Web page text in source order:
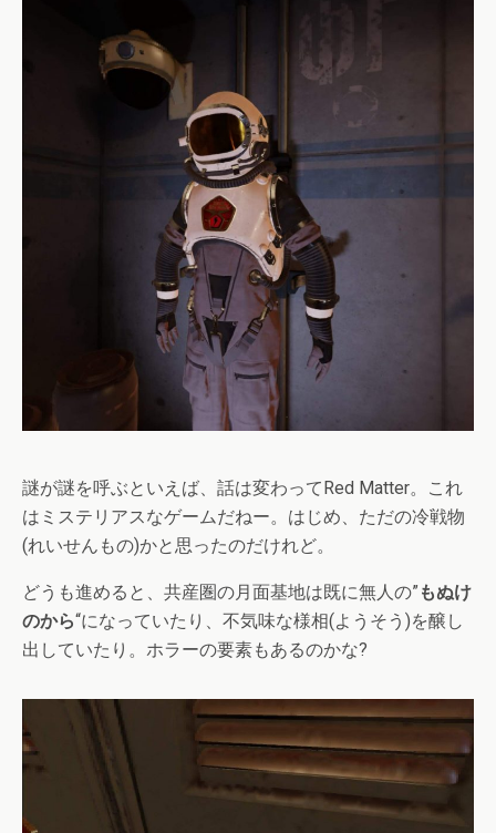
謎が謎を呼ぶといえば、話は変わってRed Matter。これ
はミステリアスなゲームだねー。はじめ、ただの冷戦物
(れいせんもの)かと思ったのだけれど。
どうも進めると、共産圏の月面基地は既に無人の” もぬけ
のから“になっていたり、不気味な様相(ようそう)を醸し
出していたり。ホラーの要素もあるのかな?